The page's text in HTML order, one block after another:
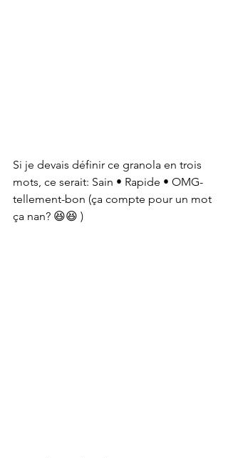
Si je devais définir ce granola en trois
mots, ce serait: Sain • Rapide • OMG-
tellement-bon (ça compte pour un mot
ça nan? 😆😆 )